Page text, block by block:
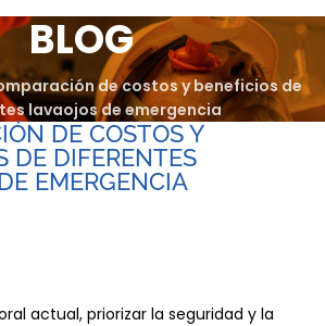
BLOG
de costos y beneficios de
lavaojos de emergencia
DE COSTOS Y
DE DIFERENTES
EMERGENCIA
actual, priorizar la seguridad y la